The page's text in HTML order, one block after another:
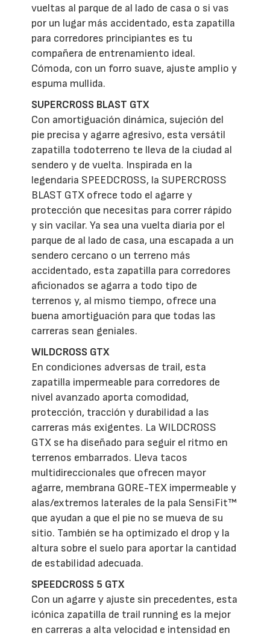
vueltas al parque de al lado de casa o si vas
por un lugar más accidentado, esta zapatilla
para corredores principiantes es tu
compañera de entrenamiento ideal.
Cómoda, con un forro suave, ajuste amplio y
espuma mullida.
SUPERCROSS BLAST GTX
Con amortiguación dinámica, sujeción del
pie precisa y agarre agresivo, esta versátil
zapatilla todoterreno te lleva de la ciudad al
sendero y de vuelta. Inspirada en la
legendaria SPEEDCROSS, la SUPERCROSS
BLAST GTX ofrece todo el agarre y
protección que necesitas para correr rápido
y sin vacilar. Ya sea una vuelta diaria por el
parque de al lado de casa, una escapada a un
sendero cercano o un terreno más
accidentado, esta zapatilla para corredores
aficionados se agarra a todo tipo de
terrenos y, al mismo tiempo, ofrece una
buena amortiguación para que todas las
carreras sean geniales.
WILDCROSS GTX
En condiciones adversas de trail, esta
zapatilla impermeable para corredores de
nivel avanzado aporta comodidad,
protección, tracción y durabilidad a las
carreras más exigentes. La WILDCROSS
GTX se ha diseñado para seguir el ritmo en
terrenos embarrados. Lleva tacos
multidireccionales que ofrecen mayor
agarre, membrana GORE-TEX impermeable y
alas/extremos laterales de la pala SensiFit™
que ayudan a que el pie no se mueva de su
sitio. También se ha optimizado el drop y la
altura sobre el suelo para aportar la cantidad
de estabilidad adecuada.
SPEEDCROSS 5 GTX
Con un agarre y ajuste sin precedentes, esta
icónica zapatilla de trail running es la mejor
en carreras a alta velocidad e intensidad en